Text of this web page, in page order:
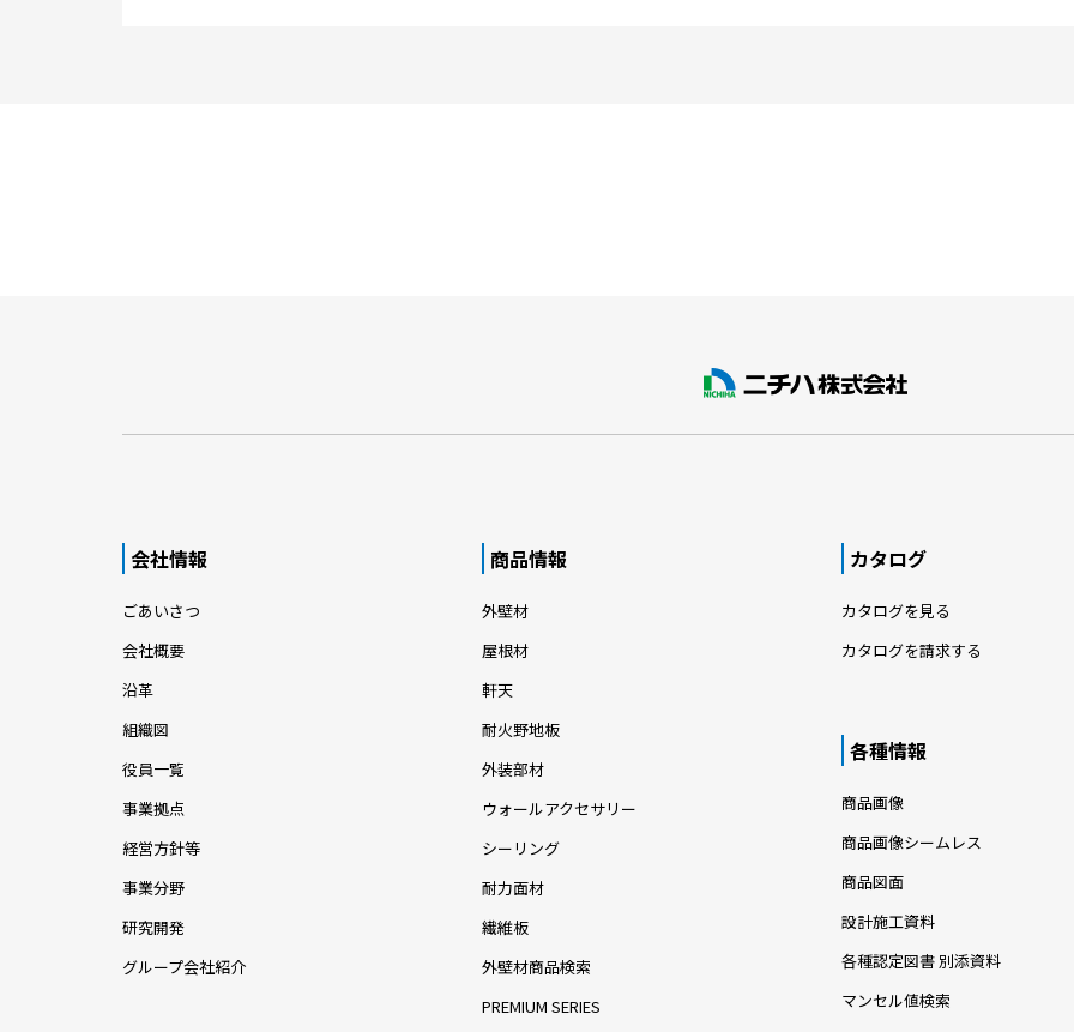
会社情報
ごあいさつ
会社概要
沿革
組織図
役員一覧
事業拠点
経営方針等
事業分野
研究開発
グループ会社紹介
商品情報
外壁材
屋根材
軒天
耐火野地板
外装部材
ウォールアクセサリー
シーリング
耐力面材
繊維板
外壁材商品検索
PREMIUM SERIES
カタログ
カタログを見る
カタログを請求する
各種情報
商品画像
商品画像シームレス
商品図面
設計施工資料
各種認定図書 別添資料
マンセル値検索